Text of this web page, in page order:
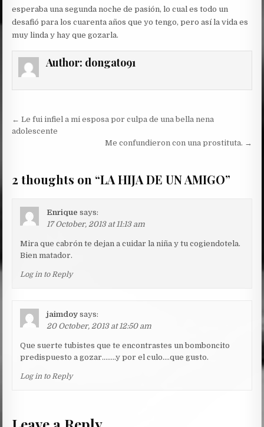
esperaba una segunda noche de pasión, lo cual es todo un
desafió para los cuarenta años que yo tengo, pero así la vida es
muy linda y hay que gozarla.
Author: dongato91
Post
navigation
← Le fui infiel a mi esposa por culpa de una bella nena
adolescente
Me confundieron con una prostituta. →
2 thoughts on “LA HIJA DE UN AMIGO”
Enrique says:
17 October, 2013 at 11:13 am
Mira que cabrón te dejan a cuidar la niña y tu cogiendotela.
Bien matador.
Log in to Reply
jaimdoy says:
20 October, 2013 at 12:50 am
Que suerte tubistes que te encontrastes un bomboncito
predispuesto a gozar……..y por el culo….que gusto.
Log in to Reply